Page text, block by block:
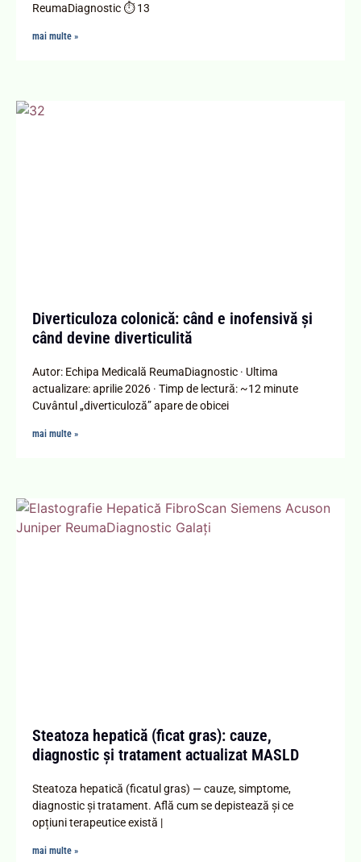
ReumaDiagnostic ⏱️ 13
mai multe »
Diverticuloza colonică: când e inofensivă și
când devine diverticulită
Autor: Echipa Medicală ReumaDiagnostic · Ultima
actualizare: aprilie 2026 · Timp de lectură: ~12 minute
Cuvântul „diverticuloză” apare de obicei
mai multe »
Steatoza hepatică (ficat gras): cauze,
diagnostic și tratament actualizat MASLD
Steatoza hepatică (ficatul gras) — cauze, simptome,
diagnostic și tratament. Află cum se depistează și ce
opțiuni terapeutice există |
mai multe »